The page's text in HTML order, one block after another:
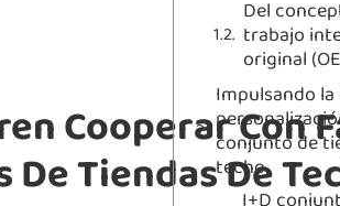
Cooperar Con
Tiendas De
Del
trabajo
original
Impulsando
conjunto de
techo